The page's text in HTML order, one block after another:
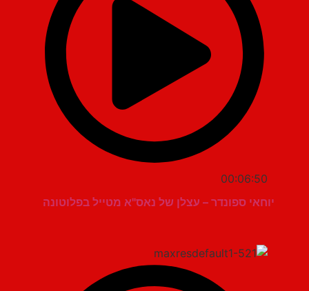
00:06:50
יוחאי ספונדר – עצלן של נאס"א מטייל בפלוטונה